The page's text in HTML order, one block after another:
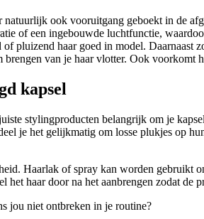
natuurlijk ook vooruitgang geboekt in de
of een ingebouwde luchtfunctie,
pluizend haar goed in model. Daarnaast
van je haar vlotter. Ook voorkomt
kapsel
stylingproducten belangrijk om je
je het gelijkmatig om losse plukjes op
Haarlak of spray kan worden gebruikt
het haar door na het aanbrengen zodat
jou niet ontbreken in je routine?